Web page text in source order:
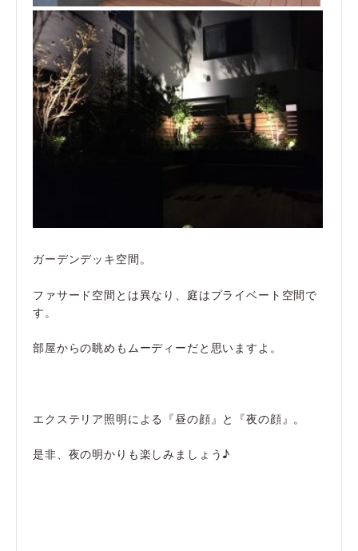
ガーデンデッキ空間。
ファサード空間とは異なり、庭はプライベート空間で
す。
部屋からの眺めもムーディーだと思いますよ。
エクステリア照明による『昼の顔』と『夜の顔』。
是非、夜の明かりも楽しみましょう♪